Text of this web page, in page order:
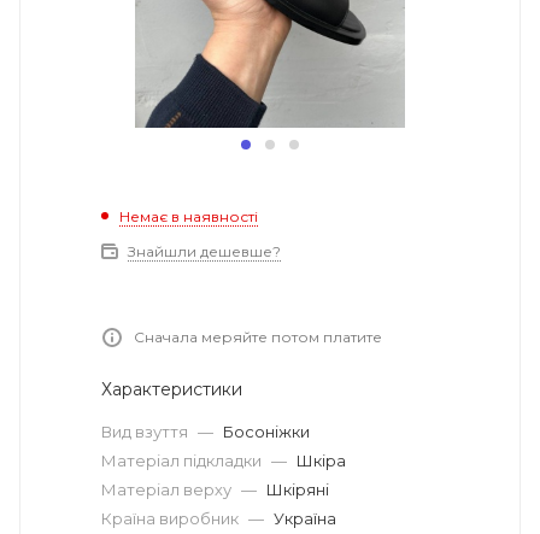
Немає в наявності
Знайшли дешевше?
Сначала меряйте потом платите
Характеристики
Вид взуття — Босоніжки
Матеріал підкладки — Шкіра
Матеріал верху — Шкіряні
Країна виробник — Україна